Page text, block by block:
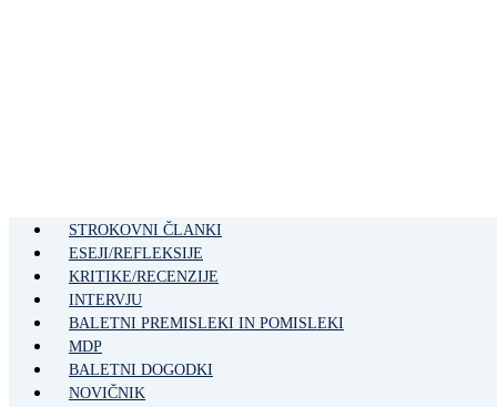
STROKOVNI ČLANKI
ESEJI/REFLEKSIJE
KRITIKE/RECENZIJE
INTERVJU
BALETNI PREMISLEKI IN POMISLEKI
MDP
BALETNI DOGODKI
NOVIČNIK